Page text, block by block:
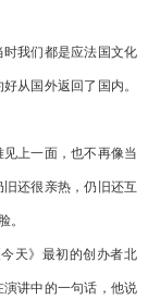
我们都是应法国文化
从国外返回了国内。
上一面，也不再像当
还很亲热，仍旧还互
。
天》最初的创办者北
讲中的一句话，他说